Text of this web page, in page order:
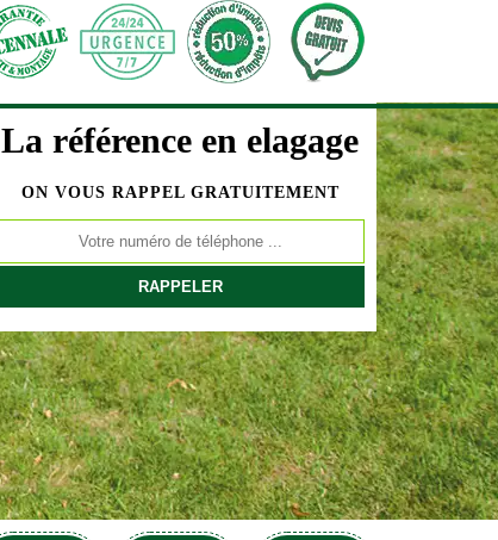
La référence en elagage
ON VOUS RAPPEL GRATUITEMENT